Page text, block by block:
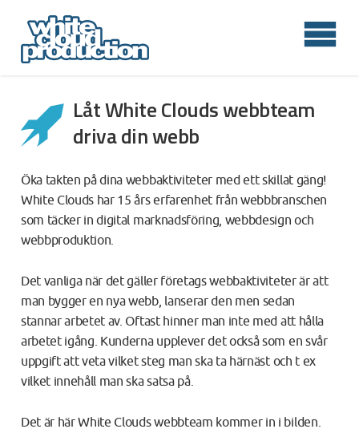
Låt White Clouds webbteam
driva din webb
Öka takten på dina webbaktiviteter med ett skillat gäng!
White Clouds har 15 års erfarenhet från webbbranschen
som täcker in digital marknadsföring, webbdesign och
webbproduktion.
Det vanliga när det gäller företags webbaktiviteter är att
man bygger en nya webb, lanserar den men sedan
stannar arbetet av. Oftast hinner man inte med att hålla
arbetet igång. Kunderna upplever det också som en svår
uppgift att veta vilket steg man ska ta härnäst och t ex
vilket innehåll man ska satsa på.
Det är här White Clouds webbteam kommer in i bilden.